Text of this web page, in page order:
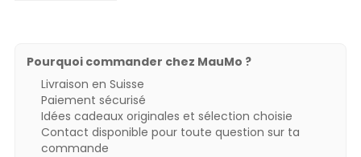
Pourquoi commander chez MauMo ?
Livraison en Suisse
Paiement sécurisé
Idées cadeaux originales et sélection choisie
Contact disponible pour toute question sur ta
commande